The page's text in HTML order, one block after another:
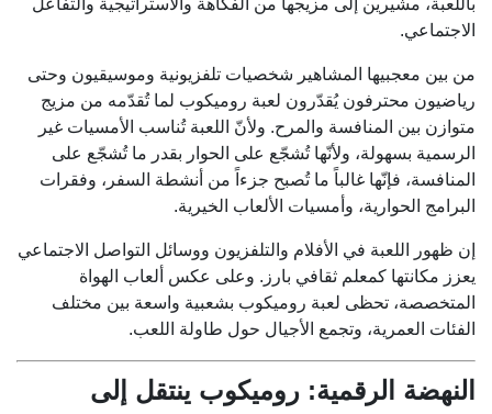
باللعبة، مشيرين إلى مزيجها من الفكاهة والاستراتيجية والتفاعل
الاجتماعي.
من بين معجبيها المشاهير شخصيات تلفزيونية وموسيقيون وحتى
رياضيون محترفون يُقدّرون لعبة روميكوب لما تُقدّمه من مزيج
متوازن بين المنافسة والمرح. ولأنّ اللعبة تُناسب الأمسيات غير
الرسمية بسهولة، ولأنّها تُشجّع على الحوار بقدر ما تُشجّع على
المنافسة، فإنّها غالباً ما تُصبح جزءاً من أنشطة السفر، وفقرات
البرامج الحوارية، وأمسيات الألعاب الخيرية.
إن ظهور اللعبة في الأفلام والتلفزيون ووسائل التواصل الاجتماعي
يعزز مكانتها كمعلم ثقافي بارز. وعلى عكس ألعاب الهواة
المتخصصة، تحظى لعبة روميكوب بشعبية واسعة بين مختلف
الفئات العمرية، وتجمع الأجيال حول طاولة اللعب.
النهضة الرقمية: روميكوب ينتقل إلى